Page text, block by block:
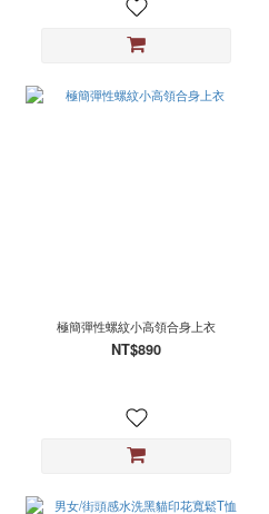
極簡彈性螺紋小高領合身上衣
NT$890